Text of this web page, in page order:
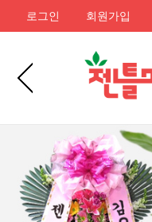
로그인 회원가입